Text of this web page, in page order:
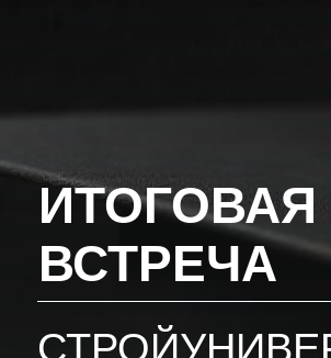
МОСКВА | 1-3 АВГУСТА
ЗАРЕГИСТРИРОВАТЬСЯ
СТРОЙУНИВЕРСИТЕТ